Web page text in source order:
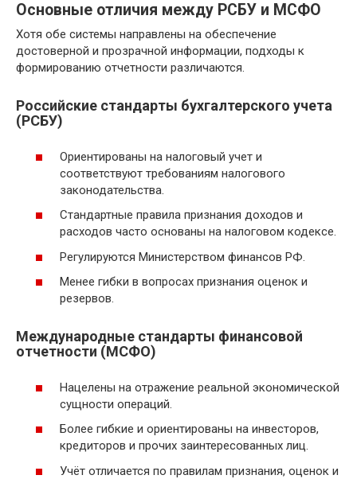
Основные отличия между РСБУ и МСФО
Хотя обе системы направлены на обеспечение
достоверной и прозрачной информации, подходы к
формированию отчетности различаются.
Российские стандарты бухгалтерского учета
(РСБУ)
Ориентированы на налоговый учет и
соответствуют требованиям налогового
законодательства.
Стандартные правила признания доходов и
расходов часто основаны на налоговом кодексе.
Регулируются Министерством финансов РФ.
Менее гибки в вопросах признания оценок и
резервов.
Международные стандарты финансовой
отчетности (МСФО)
Нацелены на отражение реальной экономической
сущности операций.
Более гибкие и ориентированы на инвесторов,
кредиторов и прочих заинтересованных лиц.
Учёт отличается по правилам признания, оценок и